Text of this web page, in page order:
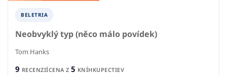
BELETRIA
Neobvyklý typ (něco málo povídek)
Tom Hanks
9 RECENZIÍCENA Z 5 KNÍHKUPECTIEV